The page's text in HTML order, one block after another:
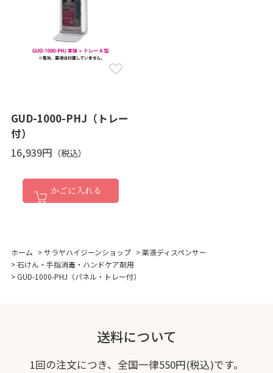
GUD-1000-PHJ（トレー
付）
16,939円
かごに入れる
ホーム >サラヤハイジーンショップ >薬液ディスペンサー
>石けん・手指消毒・ハンドケア剤用
>GUD-1000-PHJ（パネル・トレー付）
送料について
1回の注文につき、全国一律550円(税込)です。